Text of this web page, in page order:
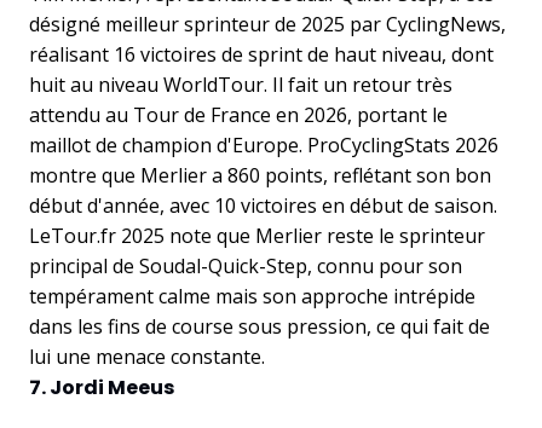
désigné meilleur sprinteur de 2025 par CyclingNews,
réalisant 16 victoires de sprint de haut niveau, dont
huit au niveau WorldTour. Il fait un retour très
attendu au Tour de France en 2026, portant le
maillot de champion d'Europe. ProCyclingStats 2026
montre que Merlier a 860 points, reflétant son bon
début d'année, avec 10 victoires en début de saison.
LeTour.fr 2025 note que Merlier reste le sprinteur
principal de Soudal-Quick-Step, connu pour son
tempérament calme mais son approche intrépide
dans les fins de course sous pression, ce qui fait de
lui une menace constante.
7. Jordi Meeus